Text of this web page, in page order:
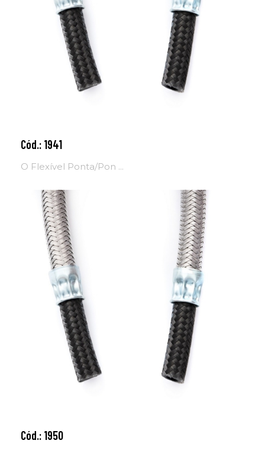
Cód.: 1941
O Flexível Ponta/Pon ...
Adicionar ao carrinho
Cód.: 1950
Adicionar ao carrinho